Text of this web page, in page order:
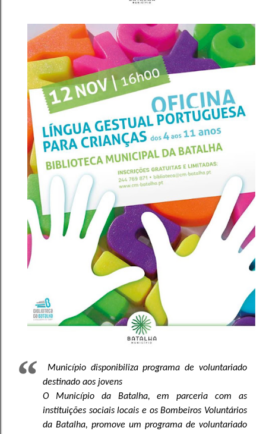
Município disponibiliza programa de voluntariado
destinado aos jovens
O Município da Batalha, em parceria com as
instituições sociais locais e os Bombeiros Voluntários
da Batalha, promove um programa de voluntariado